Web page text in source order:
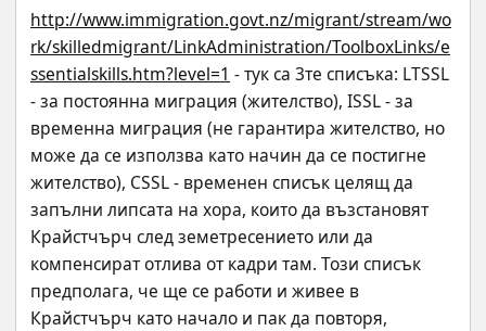
http://www.immigration.govt.nz/migrant/stream/wo
rk/skilledmigrant/LinkAdministration/ToolboxLinks/e
ssentialskills.htm?level=1 - тук са 3те списъка: LTSSL
- за постоянна миграция (жителство), ISSL - за
временна миграция (не гарантира жителство, но
може да се използва като начин да се постигне
жителство), CSSL - временен списък целящ да
запълни липсата на хора, които да възстановят
Крайстчърч след земетресението или да
компенсират отлива от кадри там. Този списък
предполага, че ще се работи и живее в
Крайстчърч като начало и пак да повторя,